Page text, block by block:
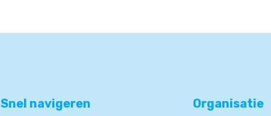
Snel navigeren Organisatie